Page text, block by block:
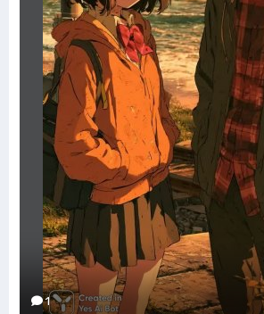
1